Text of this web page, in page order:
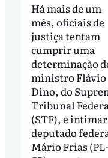
Há mais de um
mês, oficiais de
justiça tentam
cumprir uma
determinação
ministro Flávio
Dino, do
Tribunal
(STF), e
deputado
Mário Frias